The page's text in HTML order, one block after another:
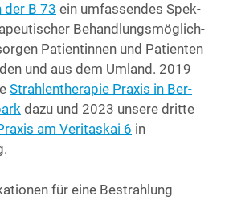
der B 73 ein umfas­sen­des Spek­
Behand­lungs­mög­lich­
Pati­en­tin­nen und Pati­en­ten
und aus dem Umland. 2019
Strah­len­the­ra­pie Pra­xis in Ber­
dazu und 2023 unse­re drit­te
am Veri­tas­kai 6 in
für eine Bestrah­lung